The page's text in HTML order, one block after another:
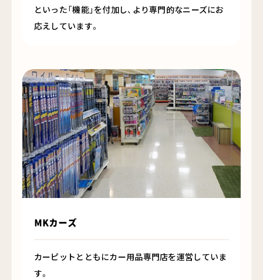
といった「機能」を付加し、より専門的なニーズにお
応えしています。
MKカーズ
カーピットとともにカー用品専門店を運営していま
す。